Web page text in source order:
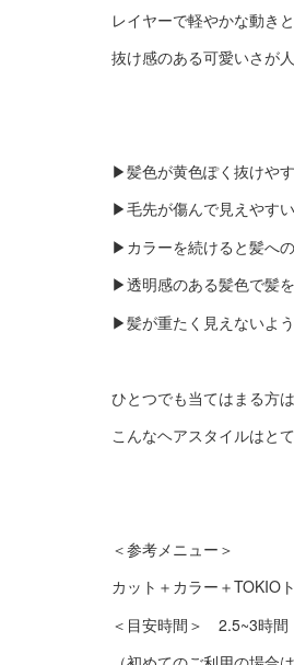
レイヤーで軽やかな動き
抜け感のある可愛いさが
▶︎髪色が黄色ぽく抜けや
▶︎毛先が傷んで見えやすい
▶︎カラーを続けると髪へ
▶︎透明感のある髪色で髪
▶︎髪が重たく見えないよ
ひとつでも当てはまる方は
こんなヘアスタイルはと
＜参考メニュー＞
カット＋カラー＋TOKIO
＜目安時間＞ 2.5~3時間